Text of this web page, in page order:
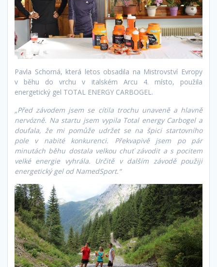
Pavla Schorná, která letos obsadila na Mistrovství Evropy
v běhu do vrchu v italském Arcu 4. místo, použila
energetický gel TOTAL ENERGY CARBOGEL.
„Před závodem jsem se cítila trochu unaveně a hlavně
nervózně. Na startu jsem vypila Total energy Carbogel a
doufala, že mi pomůže udržet se na špici startovního
pole v nabité konkurenci. Překvapivě jsem po pár
minutách běhu dostala velkou chuť závodit a s pocitem
velké energie vyhrála. Určitě v dalším závodě použiji
energetický gel od NamedSport.“